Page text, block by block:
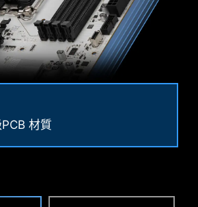
材質
Mode 與 High
為使用者提供靈活的選
出符合需求與記憶體超頻能
鏽鋼 IO 保護蓋
和防鏽不銹鋼 IO 保護蓋，減少靜
射噪音，與傳統 IO 保護蓋相較，
更耐用。